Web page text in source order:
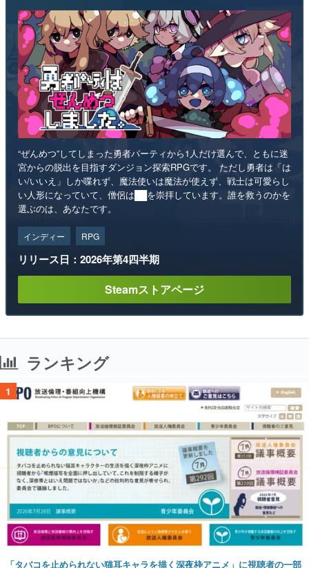
“ぜんめつ”してしまった勇者パーティから1人だけ選んで、ともに迷
宮からの脱出を目指すダンジョン探索RPGです。 ただし勇者は「は
い/いいえ」しか喋れず、魔法使いは魔法が使えず、戦士は可愛らし
い人形になっていて、僧侶は██を崇拝しています。誰を救うのかを
選ぶのは、あなたです。
インディー RPG
リリース日：2026年第4四半期
Steamストアページ
ランキング
1
「タバコを止められない猫耳キャラを描く深夜枠アニメ」に視聴者の一部